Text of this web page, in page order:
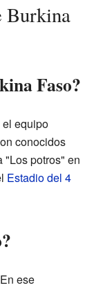
Burkina
Faso?
el equipo
conocidos
"Los potros" en
Estadio del 4
ese